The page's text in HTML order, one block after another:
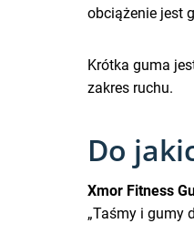
obciążenie jest
Krótka guma
zakres ruchu.
Do
Xmor Fitness
„Taśmy i gumy